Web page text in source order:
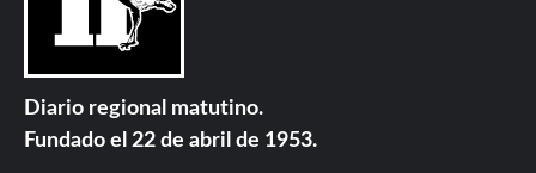
Diario regional matutino.
Fundado el 22 de abril de 1953.